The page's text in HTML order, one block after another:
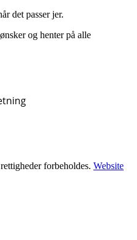
det passer jer.
og henter på alle
forbeholdes. Website